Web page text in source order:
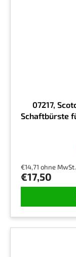
07217,
Schaftbürste
€14,71 ohne MwSt.
€17,50